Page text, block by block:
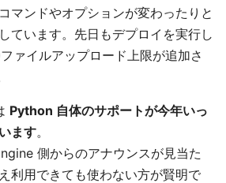
マンドやオプションが変わったりと
ています。先日もデプロイを実行し
ァイルアップロード上限が追加さ
Python 自体のサポートが今年いっ
ます。
側からのアナウンスが見当た
利用できても使わない方が賢明で